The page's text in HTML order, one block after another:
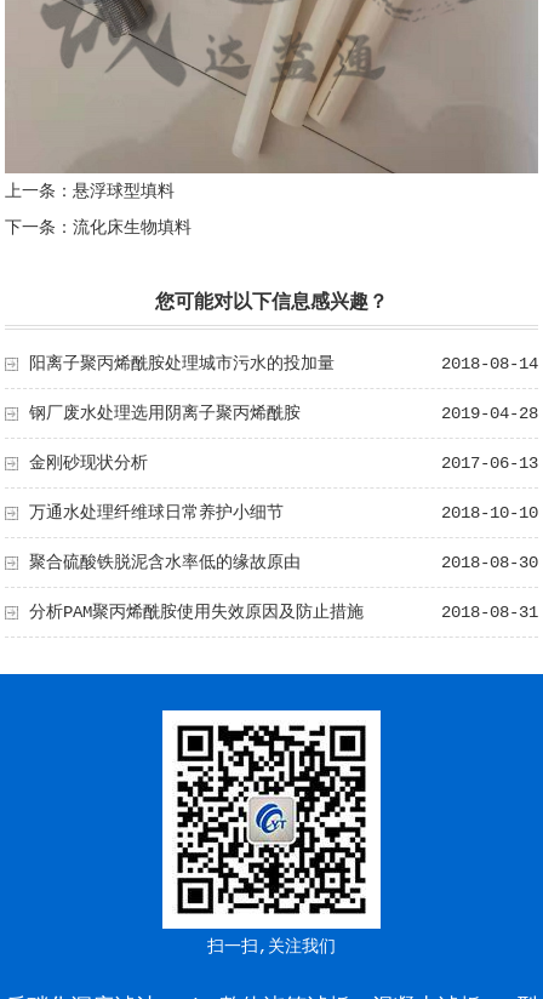
上一条：悬浮球型填料
下一条：流化床生物填料
您可能对以下信息感兴趣？
2018-08-14
阳离子聚丙烯酰胺处理城市污水的投加量
2019-04-28
钢厂废水处理选用阴离子聚丙烯酰胺
2017-06-13
金刚砂现状分析
2018-10-10
万通水处理纤维球日常养护小细节
2018-08-30
聚合硫酸铁脱泥含水率低的缘故原由
2018-08-31
分析PAM聚丙烯酰胺使用失效原因及防止措施
扫一扫,关注我们